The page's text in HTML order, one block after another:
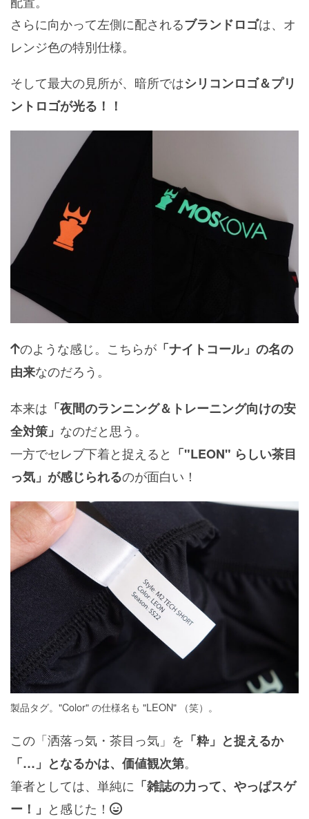
さらに向かって左側に配されるブランドロゴは、オ
レンジ色の特別仕様。
そして最大の見所が、暗所ではシリコンロゴ＆プリ
ントロゴが光る！！
のような感じ。こちらが 「ナイトコール」の名の
由来なのだろう。
本来は 「夜間のランニング＆トレーニング向けの安
全対策」 なのだと思う。
一方でセレブ下着と捉えると 「"LEON" らしい茶目
っ気」が感じられるのが面白い！
製品タグ。"Color" の仕様名も "LEON" （笑）。
この「洒落っ気・茶目っ気」を 「粋」と捉えるか
「…」となるかは、価値観次第。
筆者としては、単純に 「雑誌の力って、やっぱスゲ
ー！」 と感じた！